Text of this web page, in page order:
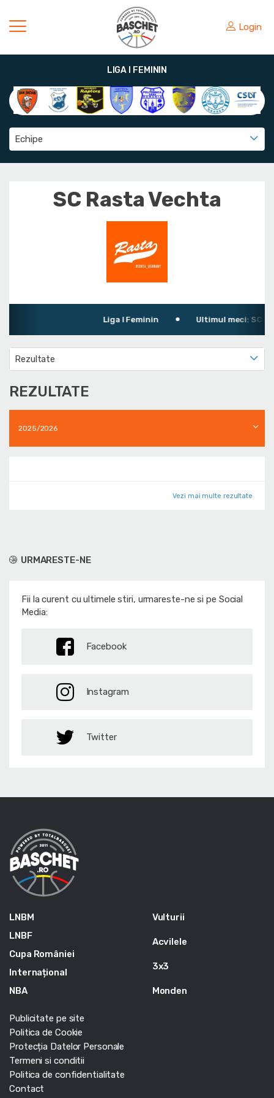
Login
LIGA I FEMININ
Echipe
SC Rasta Vechta
Liga I Feminin Ultimul meci: SC
Rezultate
REZULTATE
2025/2026
Vezi mai multe rezultate
URMARESTE-NE
Fii la curent cu ultimele stiri, urmareste-ne si pe Social
Media:
Facebook
Instagram
Twitter
LNBM
LNBF
Cupa României
Internațional
NBA
Vulturii
Acvilele
3x3
Monden
Publicitate pe site
Politica de Cookie
Protecția Datelor Personale
Termeni si conditii
Politica de confidentialitate
Contact